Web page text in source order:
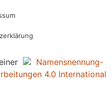
Namensnennung-
4.0 International